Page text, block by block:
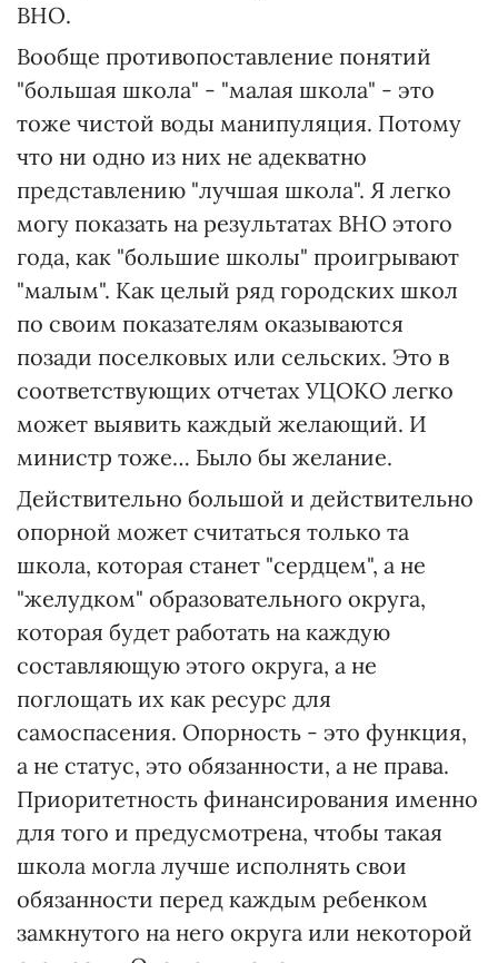
ВНО.
Вообще противопоставление понятий
"большая школа" - "малая школа" - это
тоже чистой воды манипуляция. Потому
что ни одно из них не адекватно
представлению "лучшая школа". Я легко
могу показать на результатах ВНО этого
года, как "большие школы" проигрывают
"малым". Как целый ряд городских школ
по своим показателям оказываются
позади поселковых или сельских. Это в
соответствующих отчетах УЦОКО легко
может выявить каждый желающий. И
министр тоже… Было бы желание.
Действительно большой и действительно
опорной может считаться только та
школа, которая станет "сердцем", а не
"желудком" образовательного округа,
которая будет работать на каждую
составляющую этого округа, а не
поглощать их как ресурс для
самоспасения. Опорность - это функция,
а не статус, это обязанности, а не права.
Приоритетность финансирования именно
для того и предусмотрена, чтобы такая
школа могла лучше исполнять свои
обязанности перед каждым ребенком
замкнутого на него округа или некоторой